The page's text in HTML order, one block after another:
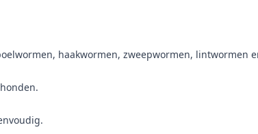
haakwormen, zweepwormen, lintwormen